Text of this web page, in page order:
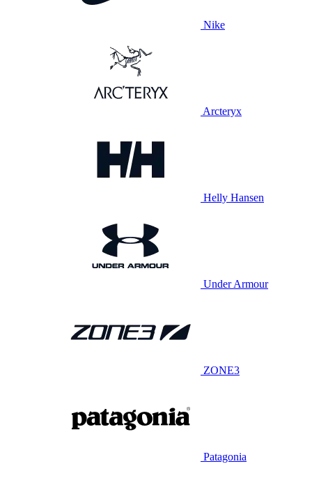
Nike
Arcteryx
Helly Hansen
Under Armour
ZONE3
Patagonia